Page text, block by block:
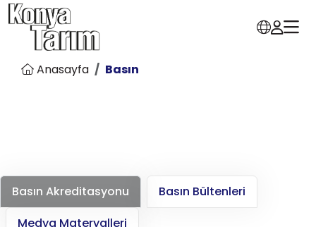
Anasayfa Basın
Basın Akreditasyonu
Basın Bültenleri
Medya Materyalleri